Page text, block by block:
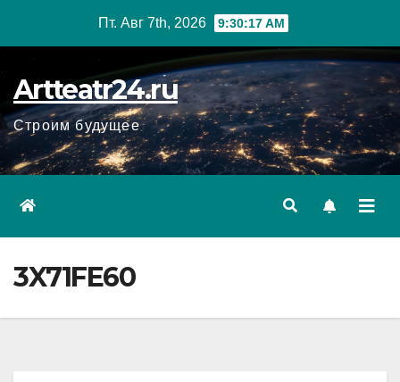
Пт. Авг 7th, 2026 9:30:18 AM
Artteatr24.ru
Строим будущее
3X71FE60